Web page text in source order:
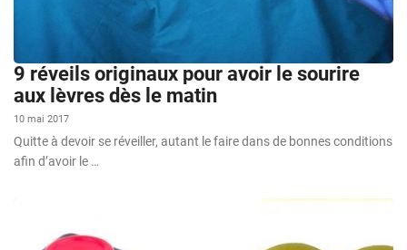
9 réveils originaux pour avoir le sourire
aux lèvres dès le matin
10 mai 2017
Quitte à devoir se réveiller, autant le faire dans de bonnes conditions
afin d’avoir le …